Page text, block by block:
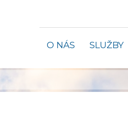
O NÁS SLUŽBY
Kontakt